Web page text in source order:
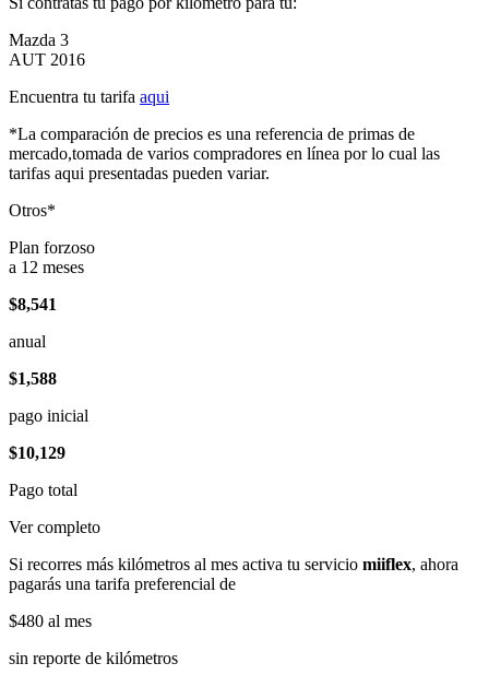
Mazda 3
AUT 2016
Encuentra tu tarifa aqui
*La comparación de precios es una referencia de primas de
mercado,tomada de varios compradores en línea por lo cual las
tarifas aqui presentadas pueden variar.
Otros*
Plan forzoso
a 12 meses
$8,541
anual
$1,588
pago inicial
$10,129
Pago total
Ver completo
Si recorres más kilómetros al mes activa tu servicio miiflex, ahora
pagarás una tarifa preferencial de
$480 al mes
sin reporte de kilómetros